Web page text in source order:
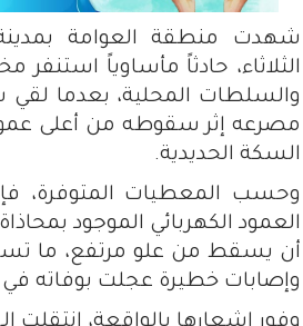
شهدت منطقة العوامة
الثلاثاء، حادثاً مأساوياً استنفر
والسلطات المحلية، بعدما
مصرعه إثر سقوطه من أعلى
السكة الحديدية.
وحسب المعطيات المتوفرة،
العمود الكهربائي الموجود
أن يسقط من علو مرتفع، ما
وإصابات خطيرة عجلت بوفاته في